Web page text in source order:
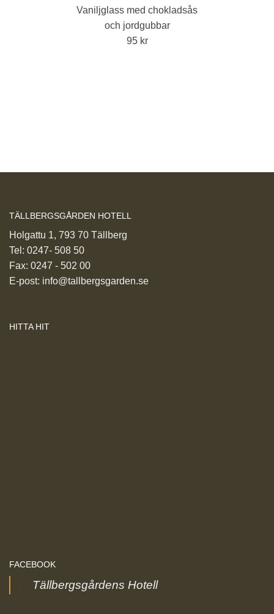
Vaniljglass med chokladsås
och jordgubbar
95 kr
TÄLLBERGSGÅRDEN HOTELL
Holgattu 1, 793 70 Tällberg
Tel: 0247- 508 50
Fax: 0247 - 502 00
E-post: info@tallbergsgarden.se
HITTA HIT
FACEBOOK
Tällbergsgårdens Hotell